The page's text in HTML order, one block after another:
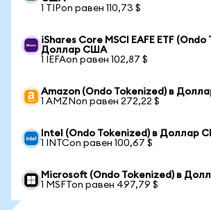
1 TIPon равен 110,73 $
iShares Core MSCI EAFE ETF
Доллар США
1 IEFAon равен 102,87 $
Amazon (Ondo Tokenized) в
1 AMZNon равен 272,22 $
Intel (Ondo Tokenized) в Доллар
1 INTCon равен 100,67 $
Microsoft (Ondo Tokenized) в
1 MSFTon равен 497,79 $